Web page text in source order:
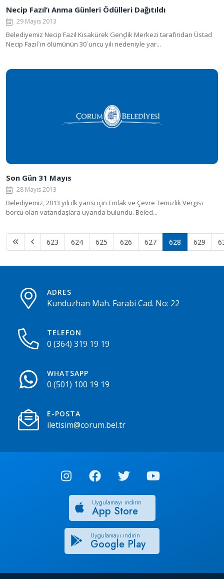
Necip Fazıl’ı Anma Günleri Ödülleri Dağıtıldı
29 Mayıs 2013
Belediyemiz Necip Fazıl Kısakürek Gençlik Merkezi tarafından Üstad
Necip Fazıl`ın ölümünün 30`uncu yılı nedeniyle yar...
Son Gün 31 Mayıs
28 Mayıs 2013
Belediyemiz, 2013 yılı ilk yarısı için Emlak ve Çevre Temizlik Vergisi
borcu olan vatandaşlara uyarıda bulundu. Beled...
623 624 625 626 627 628 629
ADRES
Kunduzhan Mah. Farabi Cad. No: 22
TELEFON
0 (364) 319 19 19
WHATSAPP
0 (501) 100 19 19
E-POSTA
iletisim@corum.bel.tr
Uygulamayı indirin
App Store
Uygulamayı indirin
Google Play